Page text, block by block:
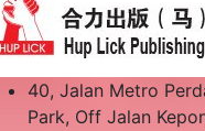
40, Jalan Metro
Park, Off Jalan